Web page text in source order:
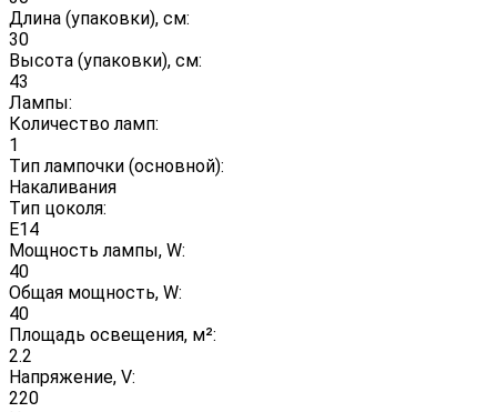
Длина (упаковки), см:
30
Высота (упаковки), см:
43
Лампы:
Количество ламп:
1
Тип лампочки (основной):
Накаливания
Тип цоколя:
E14
Мощность лампы, W:
40
Общая мощность, W:
40
Площадь освещения, м²:
2.2
Напряжение, V:
220